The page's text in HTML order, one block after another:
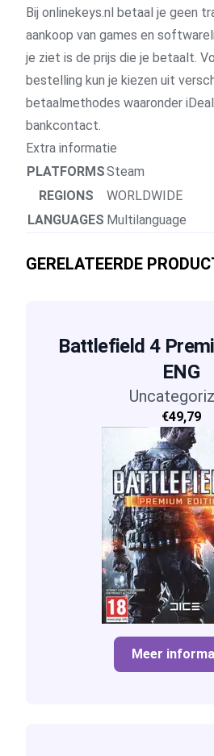
Bij onlinekeys.nl betaal je geen
aankoop van games en
je ziet is de prijs die je betaalt.
bestelling kun je kiezen uit
betaalmethodes waaronder
bankcontact.
Extra informatie
PLATFORMSSteam
REGIONS
WORLDWIDE
LANGUAGES Multilanguage
GERELATEERDE
Battlefield 4
ENG
€49,79
Meer